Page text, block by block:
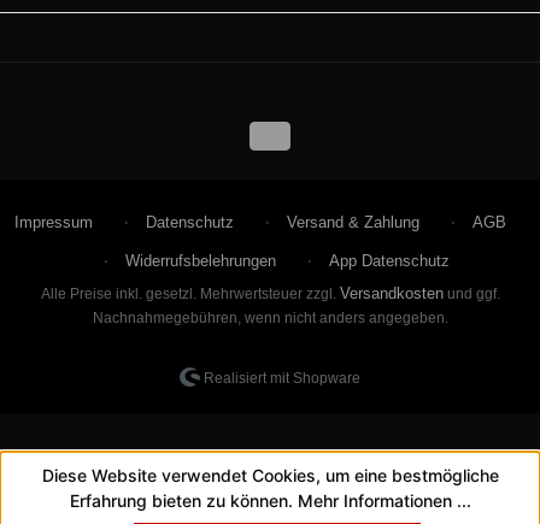
Impressum Datenschutz Versand & Zahlung AGB
Widerrufsbelehrungen App Datenschutz
Alle Preise inkl. gesetzl. Mehrwertsteuer zzgl. Versandkostenund ggf.
Nachnahmegebühren, wenn nicht anders angegeben.
Realisiert mit Shopware
Diese Website verwendet Cookies, um eine bestmögliche
Erfahrung bieten zu können. Mehr Informationen ...